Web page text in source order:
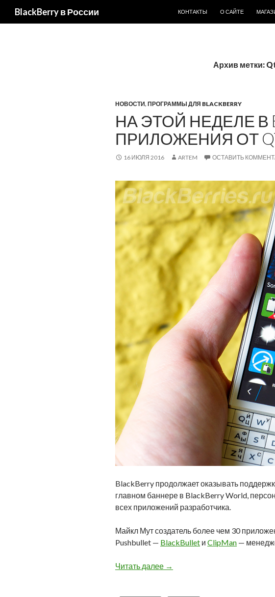
BlackBerry в России
КОНТАКТЫ
О САЙТЕ
Архив метки:
НОВОСТИ, ПРОГРАММЫ ДЛЯ BLACKBERRY
НА ЭТОЙ НЕДЕЛЕ В
ПРИЛОЖЕНИЯ ОТ
16 ИЮЛЯ 2016 ARTEM ОСТАВИТЬ
BlackBerry продолжает оказывать
главном баннере в BlackBerry World,
всех приложений разработчика.
Майкл Мут создатель более чем 30
Pushbullet — BlackBullet и ClipMan —
Читать далее На этой неделе в BlackBerry
→